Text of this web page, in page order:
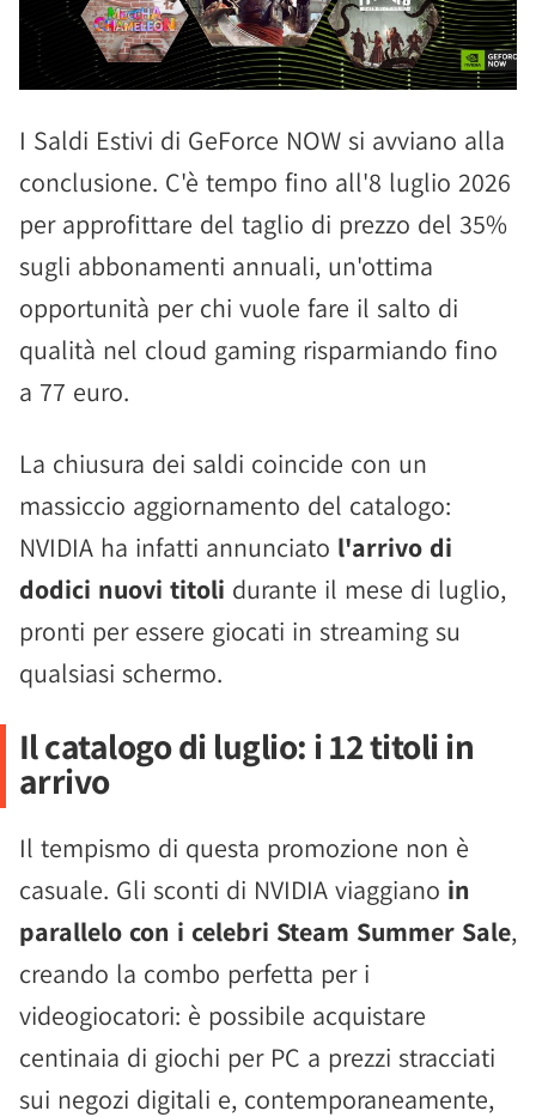
I Saldi Estivi di GeForce NOW si avviano alla
conclusione. C'è tempo fino all'8 luglio 2026
per approfittare del taglio di prezzo del 35%
sugli abbonamenti annuali, un'ottima
opportunità per chi vuole fare il salto di
qualità nel cloud gaming risparmiando fino
a 77 euro.
La chiusura dei saldi coincide con un
massiccio aggiornamento del catalogo:
NVIDIA ha infatti annunciato l'arrivo di
dodici nuovi titoli durante il mese di luglio,
pronti per essere giocati in streaming su
qualsiasi schermo.
Il catalogo di luglio: i 12 titoli in
arrivo
Il tempismo di questa promozione non è
casuale. Gli sconti di NVIDIA viaggiano in
parallelo con i celebri Steam Summer Sale,
creando la combo perfetta per i
videogiocatori: è possibile acquistare
centinaia di giochi per PC a prezzi stracciati
sui negozi digitali e, contemporaneamente,